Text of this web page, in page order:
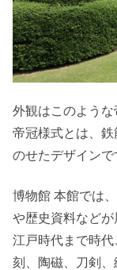
外観はこのような
帝冠様式とは、
のせたデザインで
博物館 本館では
や歴史資料など
江戸時代まで時
刻、陶磁、刀剣